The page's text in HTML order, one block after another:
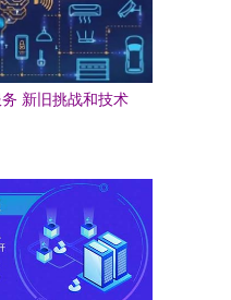
新旧挑战和技术